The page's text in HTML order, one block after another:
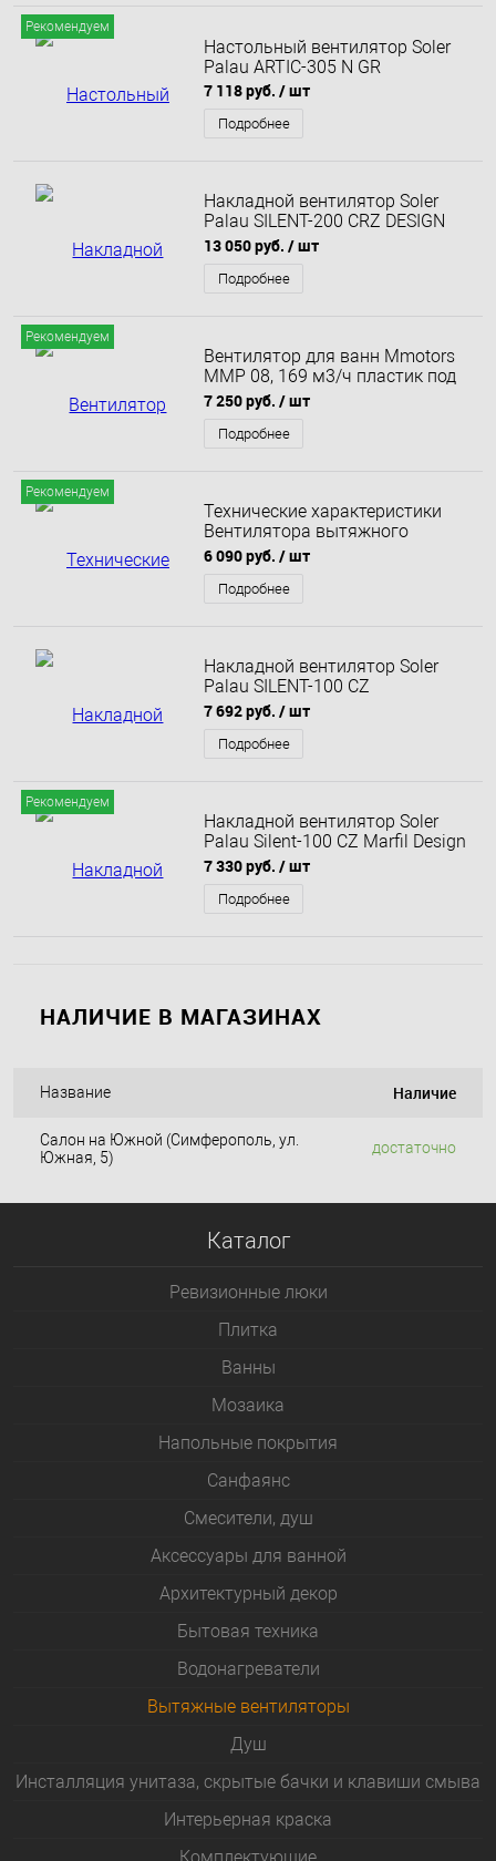
Рекомендуем
Настольный вентилятор Soler
Palau ARTIC-305 N GR
7 118 руб. / шт
Подробнее
Накладной вентилятор Soler
Palau SILENT-200 CRZ DESIGN
3C
13 050 руб. / шт
Подробнее
Рекомендуем
Вентилятор для ванн Mmotors
ММР 08, 169 м3/ч пластик под
плитку
7 250 руб. / шт
Подробнее
Рекомендуем
Технические характеристики
Вентилятора вытяжного
Electrolux Argentum EAFA-100TH
с таймером и гигростатом
6 090 руб. / шт
Подробнее
Накладной вентилятор Soler
Palau SILENT-100 CZ
CHAMPAGNE DESIGN 4C
7 692 руб. / шт
Подробнее
Рекомендуем
Накладной вентилятор Soler
Palau Silent-100 CZ Marfil Design
4C
7 330 руб. / шт
Подробнее
НАЛИЧИЕ В МАГАЗИНАХ
Название Наличие
Салон на Южной (Симферополь, ул.
Южная, 5)
достаточно
Каталог
Ревизионные люки
Плитка
Bанны
Мозаика
Напольные покрытия
Санфаянс
Смесители, душ
Аксессуары для ванной
Архитектурный декор
Бытовая техника
Водонагреватели
Вытяжные вентиляторы
Душ
Инсталляция унитаза, скрытые бачки и клавиши смыва
Интерьерная краска